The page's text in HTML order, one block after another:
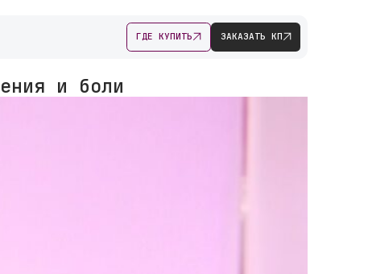
ГДЕ КУПИТЬ ЗАКАЗАТЬ КП
и боли